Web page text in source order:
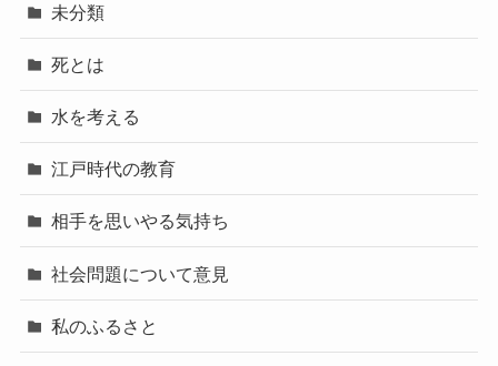
未分類
死とは
水を考える
江戸時代の教育
相手を思いやる気持ち
社会問題について意見
私のふるさと